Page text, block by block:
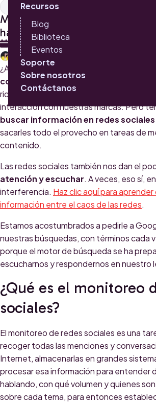
Recursos
Blog
Biblioteca
Eventos
Soporte
Sobre nosotros
Contáctanos
Inbound Marketing
Monitoreo de redes sociales
hacerlo?
29 DE SEPTIEMBRE 2015
CATALINA MONTOYA
¿Alguna vez han pensado en el
como motores de búsqueda
? Ya
riqueza, presente en la conversación, la
interacción con nuestras marcas. Pero
buscar información en redes sociales
sacarles todo el provecho en tareas de
contenido.
Las redes sociales también nos dan el
atención y escuchar. A veces, eso sí,
interferencia. Haz clic aquí para
información entre el caos de las redes.
Estamos acostumbrados a pedirle a
nuestras búsquedas, con términos cada
porque el motor de búsqueda se ha
escucharnos y respondernos en nuestro
¿Qué es el monitoreo
sociales?
El monitoreo de redes sociales esuna
recoger todas las menciones y
Internet, almacenarlas en grandes
procesar esa información para entender
hablando, con qué volumen y quienes
sobre cada tema, para entonces